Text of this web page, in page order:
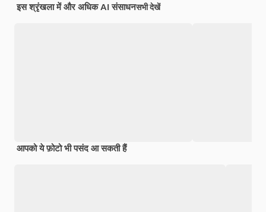
इस श्रृंखला में और अधिक AI संसाधनसभी देखें
आपको ये फ़ोटो भी पसंद आ सकती हैं